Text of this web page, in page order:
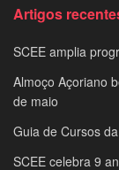
Artigos
SCEE amplia
Almoço Açoriano
de maio
Guia de Cursos
SCEE celebra 9